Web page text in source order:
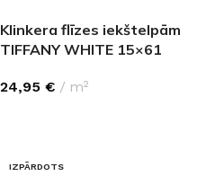
Klinkera flīzes iekštelpām
TIFFANY WHITE 15×61
24,95 € m²
IZPĀRDOTS